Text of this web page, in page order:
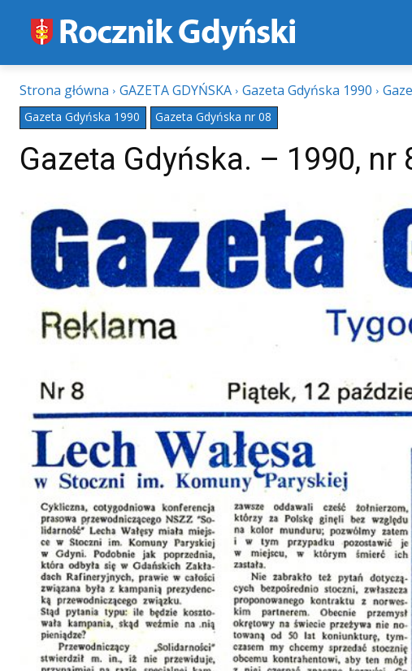
Strona główna GAZETA GDYŃSKA Gazeta Gdyńska 1990
Gazeta Gdyńska 1990 Gazeta Gdyńska nr 08
Gazeta Gdyńska. – 1990, nr